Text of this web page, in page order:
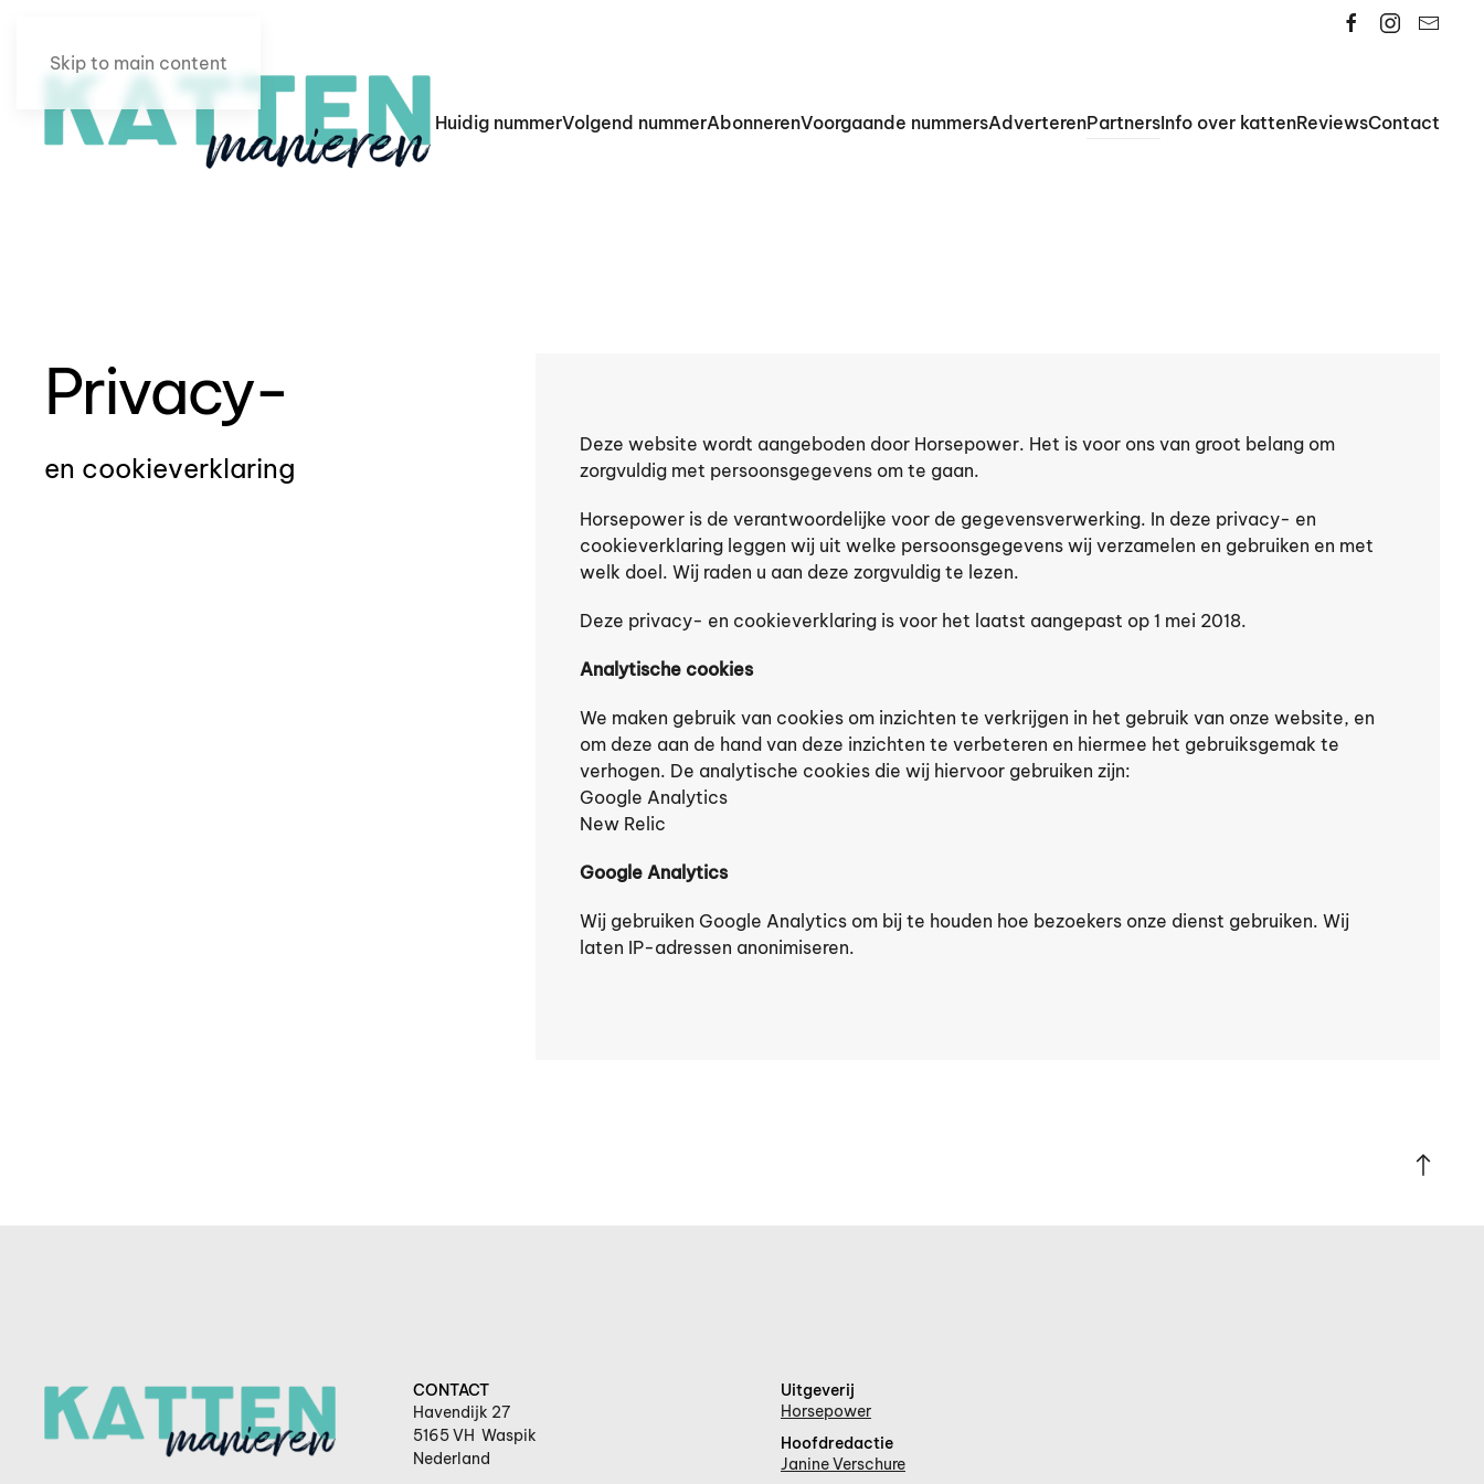
Skip to main content
Huidig nummerVolgend nummerAbonnerenVoorgaande nummersAdverterenPartnersInfo over kattenReviewsContact
Privacy-
en cookieverklaring
Deze website wordt aangeboden door Horsepower. Het is voor ons van groot belang om
zorgvuldig met persoonsgegevens om te gaan.
Horsepower is de verantwoordelijke voor de gegevensverwerking. In deze privacy- en
cookieverklaring leggen wij uit welke persoonsgegevens wij verzamelen en gebruiken en met
welk doel. Wij raden u aan deze zorgvuldig te lezen.
Deze privacy- en cookieverklaring is voor het laatst aangepast op 1 mei 2018.
Analytische cookies
We maken gebruik van cookies om inzichten te verkrijgen in het gebruik van onze website, en
om deze aan de hand van deze inzichten te verbeteren en hiermee het gebruiksgemak te
verhogen. De analytische cookies die wij hiervoor gebruiken zijn:
Google Analytics
New Relic
Google Analytics
Wij gebruiken Google Analytics om bij te houden hoe bezoekers onze dienst gebruiken. Wij
laten IP-adressen anonimiseren.
CONTACT
Havendijk 27
5165 VH Waspik
Nederland
Uitgeverij
Horsepower
Hoofdredactie
Janine Verschure